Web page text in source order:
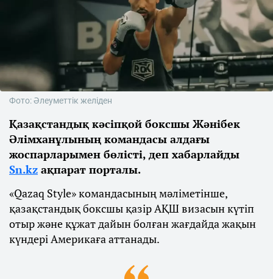
Фото: Әлеуметтік желіден
Қазақстандық кәсіпқой боксшы Жәнібек
Әлімханұлының командасы алдағы
жоспарларымен бөлісті, деп хабарлайды
Sn.kz ақпарат порталы.
«Qazaq Style» командасының мәліметінше,
қазақстандық боксшы қазір АҚШ визасын күтіп
отыр және құжат дайын болған жағдайда жақын
күндері Америкаға аттанады.